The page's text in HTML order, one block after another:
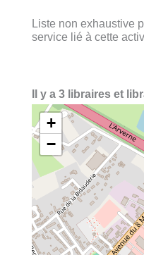
Liste non exhaustive
service lié à cette
Il y a 3 libraires et
+
−